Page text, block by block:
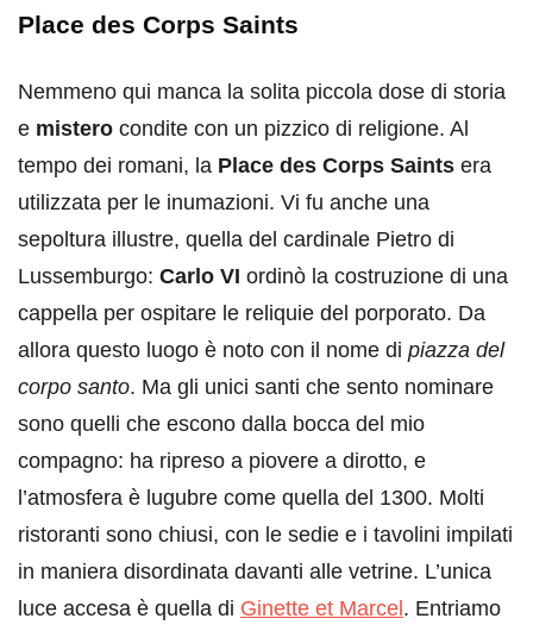
Place des Corps Saints
Nemmeno qui manca la solita piccola dose di storia
e mistero condite con un pizzico di religione. Al
tempo dei romani, la Place des Corps Saints era
utilizzata per le inumazioni. Vi fu anche una
sepoltura illustre, quella del cardinale Pietro di
Lussemburgo: Carlo VI ordinò la costruzione di una
cappella per ospitare le reliquie del porporato. Da
allora questo luogo è noto con il nome di piazza del
corpo santo. Ma gli unici santi che sento nominare
sono quelli che escono dalla bocca del mio
compagno: ha ripreso a piovere a dirotto, e
l’atmosfera è lugubre come quella del 1300. Molti
ristoranti sono chiusi, con le sedie e i tavolini impilati
in maniera disordinata davanti alle vetrine. L’unica
luce accesa è quella di Ginette et Marcel. Entriamo